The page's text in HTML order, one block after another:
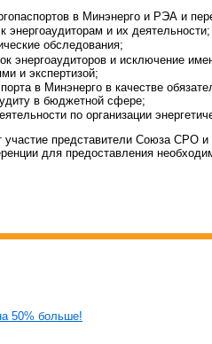
в Минэнерго и РЭА и
и их деятельности;
обследования;
энергоаудиторов и исключение
и экспертизой;
в Минэнерго в качестве
в бюджетной сфере;
по организации
участие представители Союза
для предоставления
50% больше!